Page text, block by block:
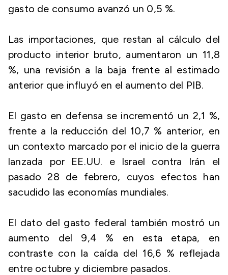
gasto de consumo avanzó un 0,5 %.
Las importaciones, que restan al cálculo del
producto interior bruto, aumentaron un 11,8
%, una revisión a la baja frente al estimado
anterior que influyó en el aumento del PIB.
El gasto en defensa se incrementó un 2,1 %,
frente a la reducción del 10,7 % anterior, en
un contexto marcado por el inicio de la guerra
lanzada por EE.UU. e Israel contra Irán el
pasado 28 de febrero, cuyos efectos han
sacudido las economías mundiales.
El dato del gasto federal también mostró un
aumento del 9,4 % en esta etapa, en
contraste con la caída del 16,6 % reflejada
entre octubre y diciembre pasados.